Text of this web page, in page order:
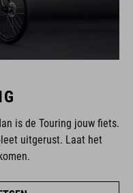
is de Touring jouw fiets.
uitgerust. Laat het